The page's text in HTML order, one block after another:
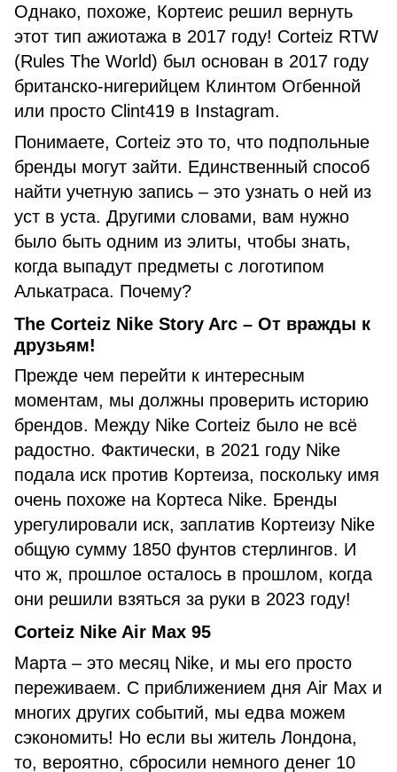
Однако, похоже, Кортеис решил вернуть
этот тип ажиотажа в 2017 году! Corteiz RTW
(Rules The World) был основан в 2017 году
британско-нигерийцем Клинтом Огбенной
или просто Clint419 в Instagram.
Понимаете, Corteiz это то, что подпольные
бренды могут зайти. Единственный способ
найти учетную запись – это узнать о ней из
уст в уста. Другими словами, вам нужно
было быть одним из элиты, чтобы знать,
когда выпадут предметы с логотипом
Алькатраса. Почему?
The Corteiz Nike Story Arc – От вражды к
друзьям!
Прежде чем перейти к интересным
моментам, мы должны проверить историю
брендов. Между Nike Corteiz было не всё
радостно. Фактически, в 2021 году Nike
подала иск против Кортеиза, поскольку имя
очень похоже на Кортеса Nike. Бренды
урегулировали иск, заплатив Кортеизу Nike
общую сумму 1850 фунтов стерлингов. И
что ж, прошлое осталось в прошлом, когда
они решили взяться за руки в 2023 году!
Corteiz Nike Air Max 95
Марта – это месяц Nike, и мы его просто
переживаем. С приближением дня Air Max и
многих других событий, мы едва можем
сэкономить! Но если вы житель Лондона,
то, вероятно, сбросили немного денег 10